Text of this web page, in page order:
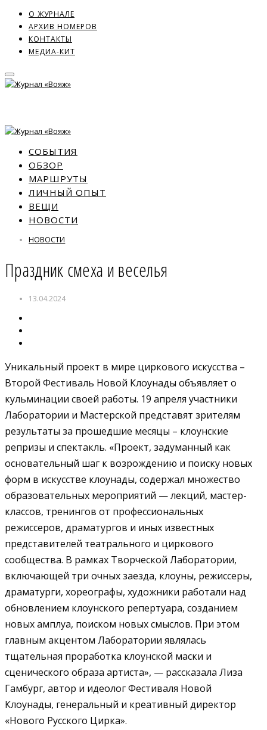
О ЖУРНАЛЕ
АРХИВ НОМЕРОВ
КОНТАКТЫ
МЕДИА-КИТ
СОБЫТИЯ
ОБЗОР
МАРШРУТЫ
ЛИЧНЫЙ ОПЫТ
ВЕЩИ
НОВОСТИ
НОВОСТИ
Праздник смеха и веселья
13.04.2024
Уникальный проект в мире циркового искусства –
Второй Фестиваль Новой Клоунады объявляет о
кульминации своей работы. 19 апреля участники
Лаборатории и Мастерской представят зрителям
результаты за прошедшие месяцы – клоунские
репризы и спектакль. «Проект, задуманный как
основательный шаг к возрождению и поиску новых
форм в искусстве клоунады, содержал множество
образовательных мероприятий — лекций, мастер-
классов, тренингов от профессиональных
режиссеров, драматургов и иных известных
представителей театрального и циркового
сообщества. В рамках Творческой Лаборатории,
включающей три очных заезда, клоуны, режиссеры,
драматурги, хореографы, художники работали над
обновлением клоунского репертуара, созданием
новых амплуа, поиском новых смыслов. При этом
главным акцентом Лаборатории являлась
тщательная проработка клоунской маски и
сценического образа артиста», — рассказала Лиза
Гамбург, автор и идеолог Фестиваля Новой
Клоунады, генеральный и креативный директор
«Нового Русского Цирка».